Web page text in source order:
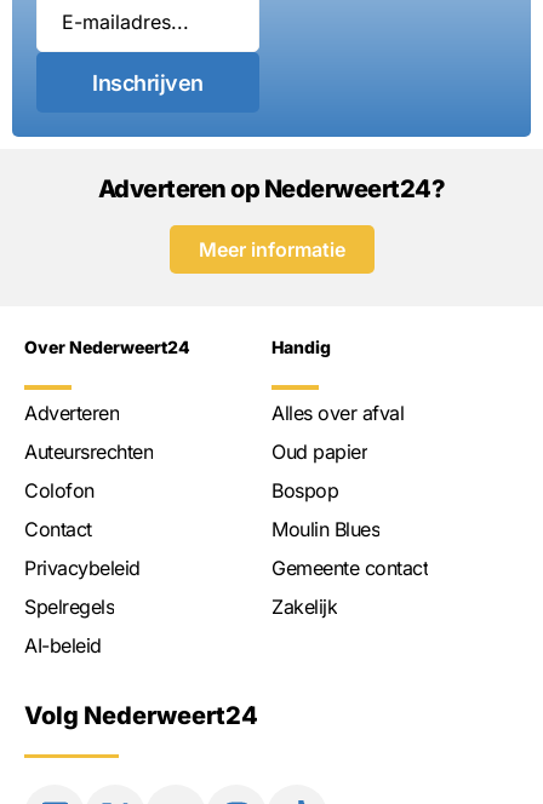
Inschrijven
Adverteren op Nederweert24?
Meer informatie
Over Nederweert24
Adverteren
Auteursrechten
Colofon
Contact
Privacybeleid
Spelregels
AI-beleid
Handig
Alles over afval
Oud papier
Bospop
Moulin Blues
Gemeente contact
Zakelijk
Volg Nederweert24